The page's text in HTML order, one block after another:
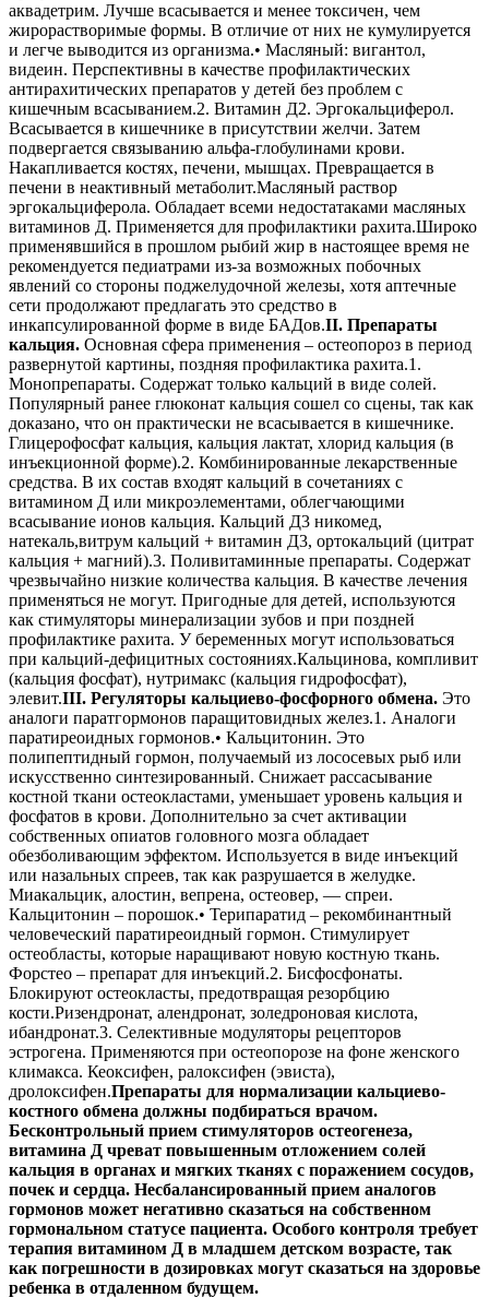
аквадетрим. Лучше всасывается и менее токсичен, чем
жирорастворимые формы. В отличие от них не кумулируется
и легче выводится из организма.• Масляный: вигантол,
видеин. Перспективны в качестве профилактических
антирахитических препаратов у детей без проблем с
кишечным всасыванием.2. Витамин Д2. Эргокальциферол.
Всасывается в кишечнике в присутствии желчи. Затем
подвергается связыванию альфа-глобулинами крови.
Накапливается костях, печени, мышцах. Превращается в
печени в неактивный метаболит.Масляный раствор
эргокальциферола. Обладает всеми недостатаками масляных
витаминов Д. Применяется для профилактики рахита.Широко
применявшийся в прошлом рыбий жир в настоящее время не
рекомендуется педиатрами из-за возможных побочных
явлений со стороны поджелудочной железы, хотя аптечные
сети продолжают предлагать это средство в
инкапсулированной форме в виде БАДов.II. Препараты
кальция. Основная сфера применения – остеопороз в период
развернутой картины, поздняя профилактика рахита.1.
Монопрепараты. Содержат только кальций в виде солей.
Популярный ранее глюконат кальция сошел со сцены, так как
доказано, что он практически не всасывается в кишечнике.
Глицерофосфат кальция, кальция лактат, хлорид кальция (в
инъекционной форме).2. Комбинированные лекарственные
средства. В их состав входят кальций в сочетаниях с
витамином Д или микроэлементами, облегчающими
всасывание ионов кальция. Кальций Д3 никомед,
натекаль,витрум кальций + витамин Д3, ортокальций (цитрат
кальция + магний).3. Поливитаминные препараты. Содержат
чрезвычайно низкие количества кальция. В качестве лечения
применяться не могут. Пригодные для детей, используются
как стимуляторы минерализации зубов и при поздней
профилактике рахита. У беременных могут использоваться
при кальций-дефицитных состояниях.Кальцинова, компливит
(кальция фосфат), нутримакс (кальция гидрофосфат),
элевит.III. Регуляторы кальциево-фосфорного обмена. Это
аналоги паратгормонов паращитовидных желез.1. Аналоги
паратиреоидных гормонов.• Кальцитонин. Это
полипептидный гормон, получаемый из лососевых рыб или
искусственно синтезированный. Снижает рассасывание
костной ткани остеокластами, уменьшает уровень кальция и
фосфатов в крови. Дополнительно за счет активации
собственных опиатов головного мозга обладает
обезболивающим эффектом. Используется в виде инъекций
или назальных спреев, так как разрушается в желудке.
Миакальцик, алостин, вепрена, остеовер, — спреи.
Кальцитонин – порошок.• Терипаратид – рекомбинантный
человеческий паратиреоидный гормон. Стимулирует
остеобласты, которые наращивают новую костную ткань.
Форстео – препарат для инъекций.2. Бисфосфонаты.
Блокируют остеокласты, предотвращая резорбцию
кости.Ризендронат, алендронат, золедроновая кислота,
ибандронат.3. Селективные модуляторы рецепторов
эстрогена. Применяются при остеопорозе на фоне женского
климакса. Кеоксифен, ралоксифен (эвиста),
дролоксифен.Препараты для нормализации кальциево-
костного обмена должны подбираться врачом.
Бесконтрольный прием стимуляторов остеогенеза,
витамина Д чреват повышенным отложением солей
кальция в органах и мягких тканях с поражением сосудов,
почек и сердца. Несбалансированный прием аналогов
гормонов может негативно сказаться на собственном
гормональном статусе пациента. Особого контроля требует
терапия витамином Д в младшем детском возрасте, так
как погрешности в дозировках могут сказаться на здоровье
ребенка в отдаленном будущем.